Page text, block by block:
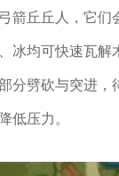
箭丘丘人，它
冰均可快速瓦
分劈砍与突进
低压力。